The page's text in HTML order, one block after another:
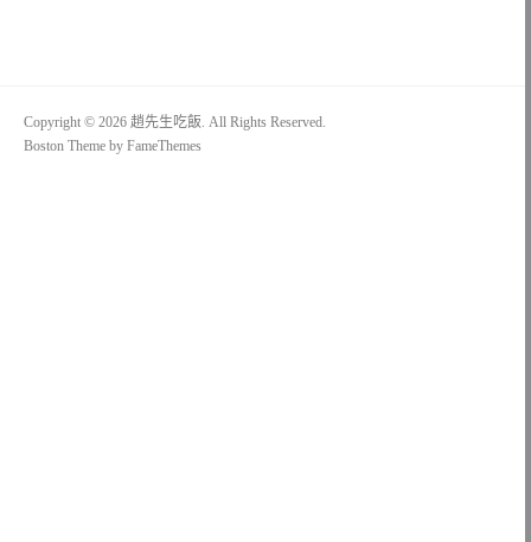
Copyright © 2026 趙先生吃飯. All Rights Reserved.
Boston Theme by FameThemes